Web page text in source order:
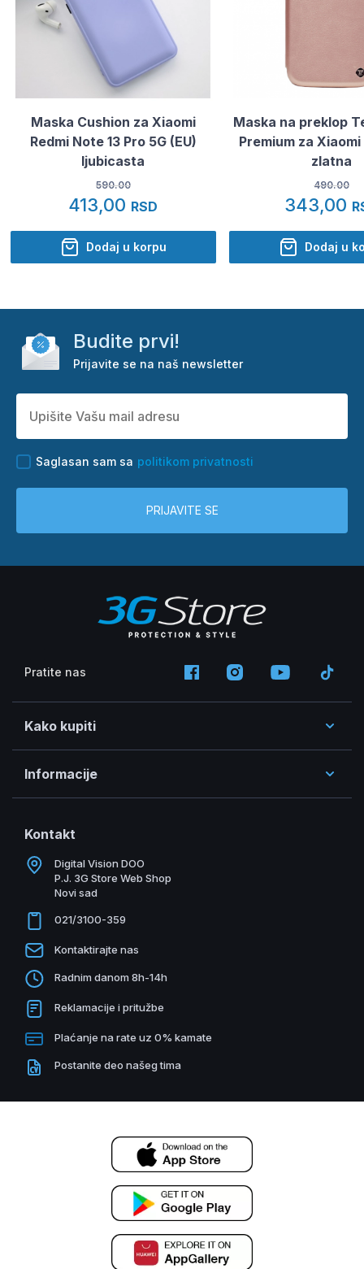
Maska Cushion za Xiaomi
Redmi Note 13 Pro 5G (EU)
ljubicasta
590.00
413,00 RSD
Dodaj u korpu
Maska na preklop
Premium za Xiaomi
zlatna
490.00
343,00
Dodaj u
Budite prvi!
Prijavite se na naš newsletter
Saglasan sam sa politikom privatnosti
PRIJAVITE SE
Pratite nas
Kako kupiti
Informacije
Kontakt
Digital Vision DOO
P.J. 3G Store Web Shop
Novi sad
021/3100-359
Kontaktirajte nas
Radnim danom 8h-14h
Reklamacije i pritužbe
Plaćanje na rate uz 0% kamate
Postanite deo našeg tima